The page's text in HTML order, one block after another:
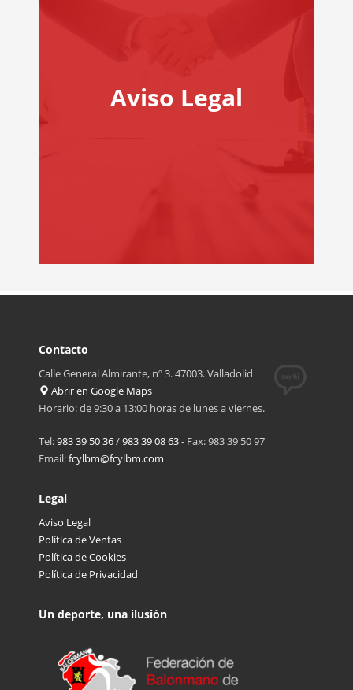
Aviso Legal
Contacto
Calle General Almirante, nº 3. 47003. Valladolid
Abrir en Google Maps
Horario: de 9:30 a 13:00 horas de lunes a viernes.
Tel:983 39 50 36/983 39 08 63- Fax: 983 39 50 97
Email:fcylbm@fcylbm.com
Legal
Aviso Legal
Política de Ventas
Política de Cookies
Política de Privacidad
Un deporte, una ilusión